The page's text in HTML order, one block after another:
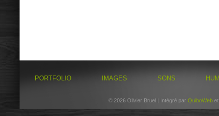
PORTFOLIO IMAGES SONS
© 2026 Olivier Bruel | Intégré par QuiboWeb